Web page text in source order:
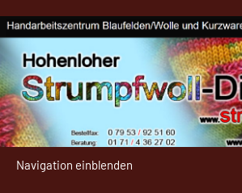
Navigation einblenden